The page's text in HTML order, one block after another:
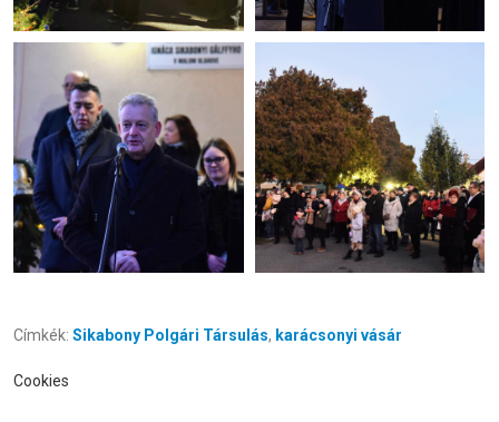
Címkék: Sikabony Polgári Társulás, karácsonyi vásár
Cookies